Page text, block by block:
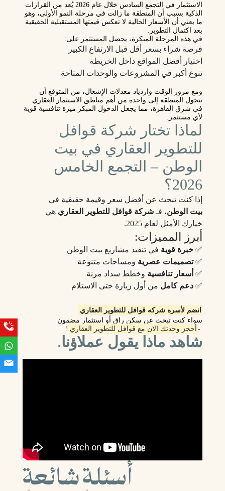
الاستثمار في التجمع السادس خلال عام 2026 يُعد من القرارات
الذكية بسبب أن المنطقة ما زالت في مرحلة النمو الأولى، وهو
ما يعني أن الأسعار الحالية لا تعكس قيمتها المستقبلية الحقيقية
بعد اكتمال التطوير.
في هذه المرحلة المبكرة، يحصل المستثمر على:
فرصة شراء بسعر أقل قبل الارتفاع الكبير
اختيار أفضل المواقع داخل الخريطة
تنوع أكبر في المشروعات والوحدات المتاحة
ومع مرور الوقت وازدياد معدلات الإشغال، من المتوقع أن
تتحول المنطقة إلى واحدة من أهم مناطق الاستثمار العقاري
في شرق القاهرة، مما يجعل الدخول المبكر ميزة تنافسية قوية
لأي مستثمر.
لماذا تختار شركة قوافل
للتطوير العقاري في بيت
الوطن – التجمع الخامس
2026؟
إذا كنت تبحث عن أفضل سعر وقيمة حقيقية في
بيت الوطن، فـ شركة قوافل للتطوير العقاري هي
خيارك الأمثل لعام 2025.
أبرز المميزات:
✅ خبرة قوية في تنفيذ مشاريع بيت الوطن
✅تصميمات عصرية ومساحات متنوعة
✅ أسعار تنافسية وخطط سداد مرنة
✅ دعم كامل من أول زيارة حتى الاستلام
انضم لأسره شركه قوافل للتطوير العقاري
سواء كنت تبحث عن سكن راقٍ أو استثمار مضمون
- أحجز وحدتك الان مع قوافل للتطوير العقاري !
شاهد ماذا يقول عملاؤنا.
أسئلة شائعة